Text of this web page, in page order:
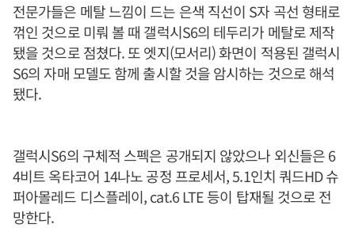
전문가들은 메탈 느낌이 드는 은색 직선이 S자 곡선 형태로
꺾인 것으로 미뤄 볼 때 갤럭시S6의 테두리가 메탈로 제작
됐을 것으로 점쳤다. 또 엣지(모서리) 화면이 적용된 갤럭시
S6의 자매 모델도 함께 출시할 것을 암시하는 것으로 해석
됐다.
갤럭시S6의 구체적 스펙은 공개되지 않았으나 외신들은 6
4비트 옥타코어 14나노 공정 프로세서, 5.1인치 쿼드HD 슈
퍼아몰레드 디스플레이, cat.6 LTE 등이 탑재될 것으로 전
망한다.